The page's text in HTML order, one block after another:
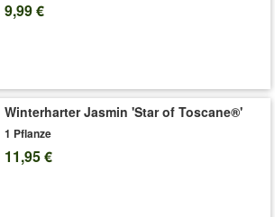
'Chameleon Atomic Orange''
9,99 €
Winterharter Jasmin 'Star of Toscane®'
1 Pflanze
11,95 €